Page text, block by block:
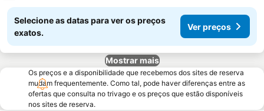
Selecione as datas para ver os preços
exatos.
Ver preços
Mostrar mais
Os preços e a disponibilidade que recebemos dos sites de reserva
mudam frequentemente. Como tal, pode haver diferenças entre as
ofertas que consulta no trivago e os preços que estão disponíveis
nos sites de reserva.